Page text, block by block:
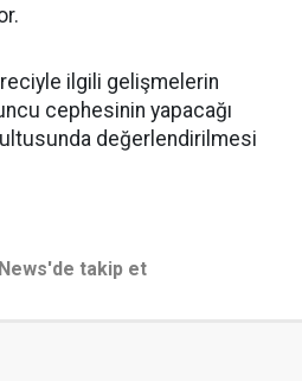
ilgili gelişmelerin
cephesinin yapacağı
değerlendirilmesi
News'de takip et